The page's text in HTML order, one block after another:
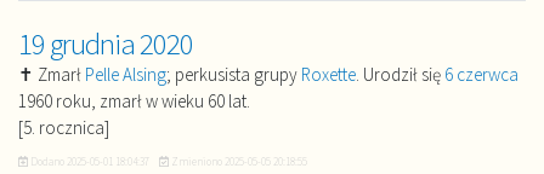
19 grudnia 2020
✝ Zmarł Pelle Alsing; perkusista grupy Roxette. Urodził się 6 czerwca
1960 roku, zmarł w wieku 60 lat.
[5. rocznica]
Dodano 2025-05-01 18:04:37 Zmieniono 2025-05-05 20:18:55